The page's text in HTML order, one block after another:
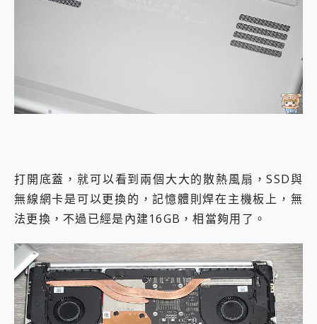
打開底蓋，就可以看到兩個大大的散熱風扇，SSD與
無線網卡是可以更換的，記憶體則焊在主機板上，無
法更換，不過已經是內建16GB，相當夠用了。